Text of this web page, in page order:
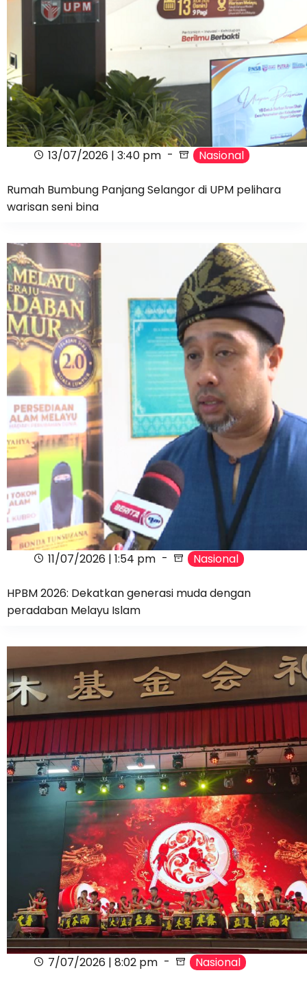
13/07/2026 | 3:40 pm Nasional
Rumah Bumbung Panjang Selangor di UPM pelihara
warisan seni bina
11/07/2026 | 1:54 pm Nasional
HPBM 2026: Dekatkan generasi muda dengan
peradaban Melayu Islam
7/07/2026 | 8:02 pm Nasional